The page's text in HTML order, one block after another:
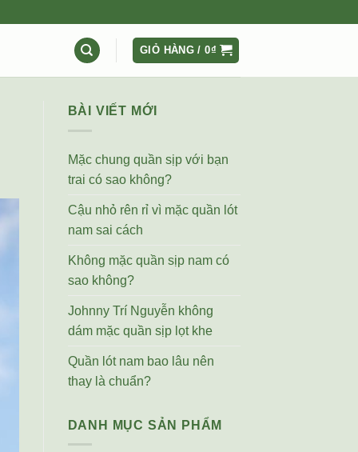
GIỎ HÀNG /0₫
BÀI VIẾT MỚI
Mặc chung quần sịp với bạn
trai có sao không?
Cậu nhỏ rên rỉ vì mặc quần lót
nam sai cách
Không mặc quần sịp nam có
sao không?
Johnny Trí Nguyễn không
dám mặc quần sịp lọt khe
Quần lót nam bao lâu nên
thay là chuẩn?
DANH MỤC SẢN PHẨM